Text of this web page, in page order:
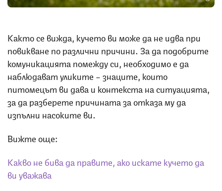
Както се вижда, кучето ви може да не идва при
повикване по различни причини. За да подобрите
комуникацията помежду си, необходимо е да
наблюдават уликите – знаците, които
питомецът ви дава и контекста на ситуацията,
за да разберете причината за отказа му да
изпълни насоките ви.
Вижте още:
Какво не бива да правите, ако искате кучето да
ви уважава